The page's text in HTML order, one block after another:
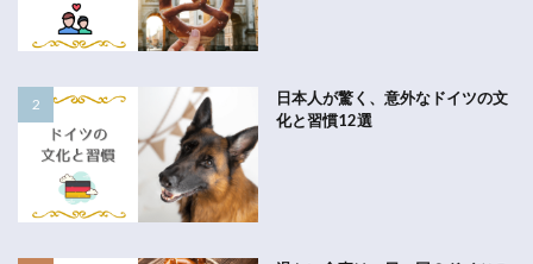
日本人が驚く、意外なドイツの文
化と習慣12選